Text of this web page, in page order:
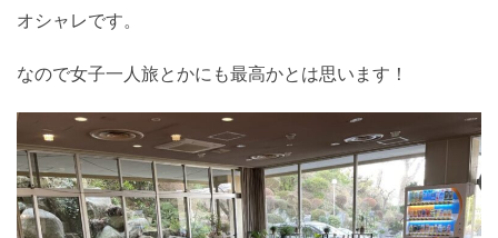
オシャレです。
なので女子一人旅とかにも最高かとは思います！